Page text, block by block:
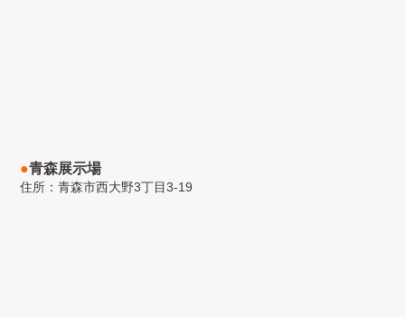
●青森展示場
住所：青森市西大野3丁目3-19